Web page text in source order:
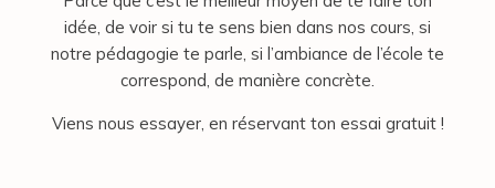
idée, de voir si tu te sens bien dans nos cours, si
notre pédagogie te parle, si l’ambiance de l’école te
correspond, de manière concrète.
Viens nous essayer, en réservant ton essai gratuit !